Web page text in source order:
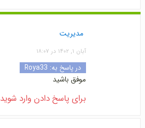
مدیریت
آبان ۱, ۱۴۰۲ در ۱۸:۰۷
در پاسخ به: Roya33
موفق باشید
برای پاسخ دادن وارد شوید